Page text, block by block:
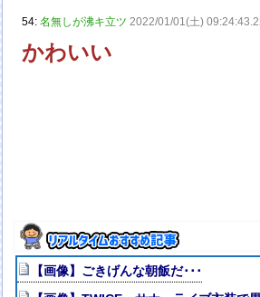
54:名無しが沸キ立ツ 2022/01/01(土)
かわいい
【画像】ごきげんな朝飯だ･･･